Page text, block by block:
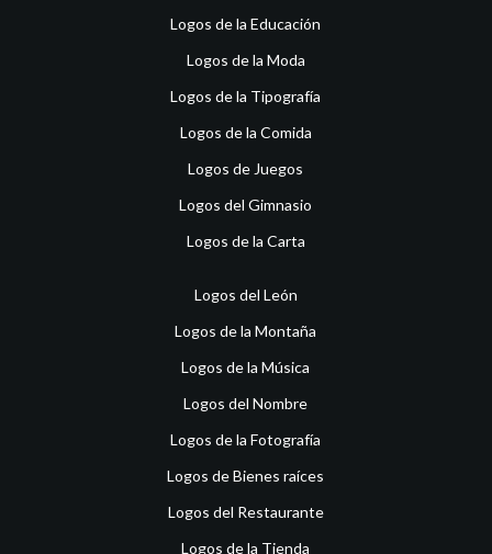
Logos de la Educación
Logos de la Moda
Logos de la Tipografía
Logos de la Comida
Logos de Juegos
Logos del Gimnasio
Logos de la Carta
Logos del León
Logos de la Montaña
Logos de la Música
Logos del Nombre
Logos de la Fotografía
Logos de Bienes raíces
Logos del Restaurante
Logos de la Tienda